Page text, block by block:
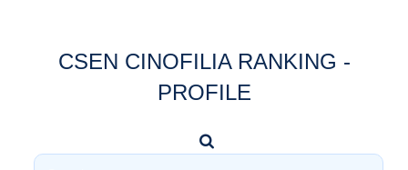
CSEN CINOFILIA RANKING -
PROFILE